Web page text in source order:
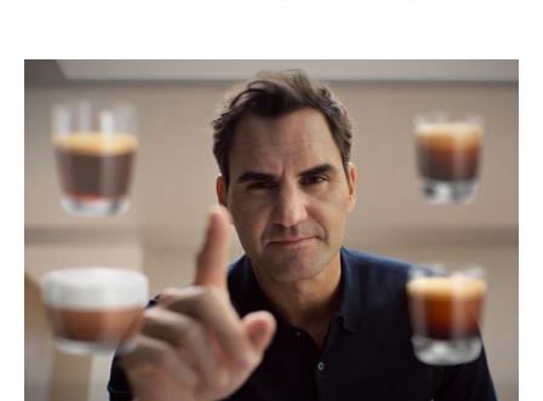
lisätietoja